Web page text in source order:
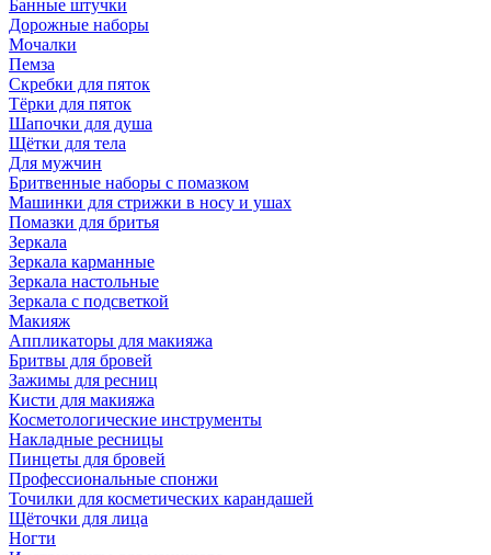
Банные штучки
Дорожные наборы
Мочалки
Пемза
Скребки для пяток
Тёрки для пяток
Шапочки для душа
Щётки для тела
Для мужчин
Бритвенные наборы с помазком
Машинки для стрижки в носу и ушах
Помазки для бритья
Зеркала
Зеркала карманные
Зеркала настольные
Зеркала с подсветкой
Макияж
Аппликаторы для макияжа
Бритвы для бровей
Зажимы для ресниц
Кисти для макияжа
Косметологические инструменты
Накладные ресницы
Пинцеты для бровей
Профессиональные спонжи
Точилки для косметических карандашей
Щёточки для лица
Ногти